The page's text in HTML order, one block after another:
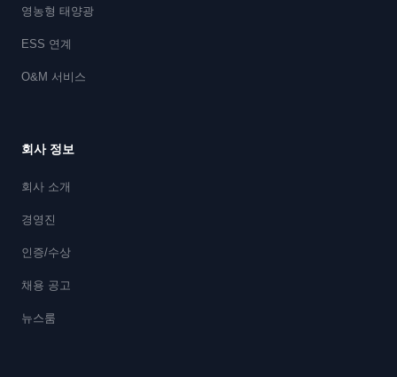
영농형 태양광
ESS 연계
O&M 서비스
회사 정보
회사 소개
경영진
인증/수상
채용 공고
뉴스룸